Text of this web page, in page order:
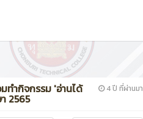
4 ปี ที่ผ่านมา
ทำกิจกรรม 'อ่านได้
2565